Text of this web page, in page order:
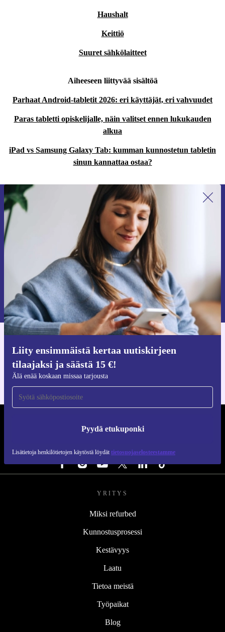
Haushalt
Keittiö
Suuret sähkölaitteet
Aiheeseen liittyvää sisältöä
Parhaat Android-tabletit 2026: eri käyttäjät, eri vahvuudet
Paras tabletti opiskelijalle, näin valitset ennen lukukauden
alkua
iPad vs Samsung Galaxy Tab: kumman kunnostetun tabletin
sinun kannattaa ostaa?
Liity ensimmäistä kertaa uutiskirjeen
tilaajaksi ja säästä 15 €!
Älä enää koskaan missaa tarjousta
Pyydä etukuponki
Lisätietoja henkilötietojen käytöstä löydät tietosuojaselosteestamme
Liity ensimmäistä kertaa uutiskirjeen
tilaajaksi ja säästä 15 €!
Älä missaa enää yhtäkään tarjousta.
Pyydä etukuponki
Lisätietoja henkilötietojen käytöstä löydättietosuojaselosteestamme.
iOS:lle ja Androidille
YRITYS
Miksi refurbed
Kunnostusprosessi
Kestävyys
Laatu
Tietoa meistä
Työpaikat
Blog